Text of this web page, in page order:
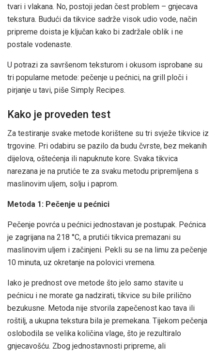
tvari i vlakana. No, postoji jedan čest problem – gnjecava
tekstura. Budući da tikvice sadrže visok udio vode, način
pripreme doista je ključan kako bi zadržale oblik i ne
postale vodenaste.
U potrazi za savršenom teksturom i okusom isprobane su
tri popularne metode: pečenje u pećnici, na grill ploči i
pirjanje u tavi, piše Simply Recipes.
Kako je proveden test
Za testiranje svake metode korištene su tri svježe tikvice iz
trgovine. Pri odabiru se pazilo da budu čvrste, bez mekanih
dijelova, oštećenja ili napuknute kore. Svaka tikvica
narezana je na prutiće te za svaku metodu pripremljena s
maslinovim uljem, solju i paprom.
Metoda 1: Pečenje u pećnici
Pečenje povrća u pećnici jednostavan je postupak. Pećnica
je zagrijana na 218 °C, a prutići tikvica premazani su
maslinovim uljem i začinjeni. Pekli su se na limu za pečenje
10 minuta, uz okretanje na polovici vremena.
Iako je prednost ove metode što jelo samo stavite u
pećnicu i ne morate ga nadzirati, tikvice su bile prilično
bezukusne. Metoda nije stvorila zapečenost kao tava ili
roštilj, a ukupna tekstura bila je premekana. Tijekom pečenja
oslobodila se velika količina vlage, što je rezultiralo
gnjecavošću. Zbog jednostavnosti pripreme, ali